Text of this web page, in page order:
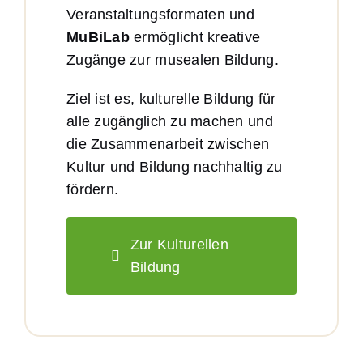
Veranstaltungsformaten und
MuBiLabermöglicht kreative
Zugänge zur musealen Bildung.
Ziel ist es, kulturelle Bildung für
alle zugänglich zu machen und
die Zusammenarbeit zwischen
Kultur und Bildung nachhaltig zu
fördern.
Zur Kulturellen
Bildung